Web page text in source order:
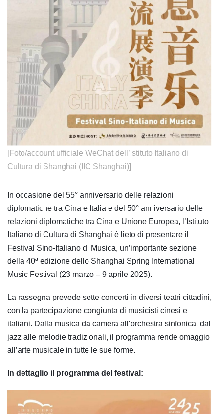
[Foto/account ufficiale WeChat dell’Istituto Italiano di
Cultura di Shanghai (IIC Shanghai)]
In occasione del 55° anniversario delle relazioni
diplomatiche tra Cina e Italia e del 50° anniversario delle
relazioni diplomatiche tra Cina e Unione Europea, l’Istituto
Italiano di Cultura di Shanghai è lieto di presentare il
Festival Sino-Italiano di Musica, un’importante sezione
della 40ª edizione dello Shanghai Spring International
Music Festival (23 marzo – 9 aprile 2025).
La rassegna prevede sette concerti in diversi teatri cittadini,
con la partecipazione congiunta di musicisti cinesi e
italiani. Dalla musica da camera all’orchestra sinfonica, dal
jazz alle melodie tradizionali, il programma rende omaggio
all’arte musicale in tutte le sue forme.
In dettaglio il programma del festival: